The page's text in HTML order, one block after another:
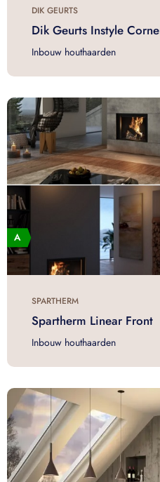
DIK GEURTS
Dik Geurts Instyle
Inbouw houthaarden
SPARTHERM
Spartherm Linear Front
Inbouw houthaarden